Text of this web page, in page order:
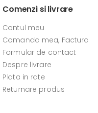
Comenzi si livrare
Contul meu
Comanda mea, Factura
Formular de contact
Despre livrare
Plata in rate
Returnare produs